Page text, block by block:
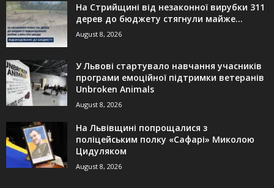
На Стрийщині від незаконної вирубки 311
дерев до бюджету стягнули майже...
August 8, 2026
У Львові стартувало навчання учасників
програми емоційної підтримки ветеранів
Unbroken Animals
August 8, 2026
На Львівщині попрощалися з
поліцейським полку «Сафарі» Миколою
Цидуляком
August 8, 2026